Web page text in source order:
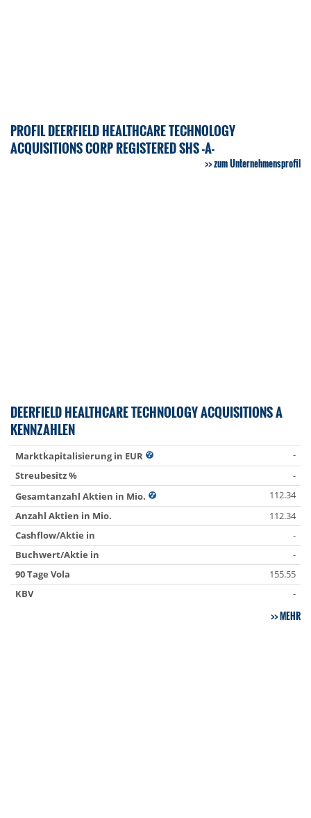
PROFIL DEERFIELD HEALTHCARE TECHNOLOGY
ACQUISITIONS CORP REGISTERED SHS -A-
zum Unternehmensprofil
DEERFIELD HEALTHCARE TECHNOLOGY ACQUISITIONS A
KENNZAHLEN
Marktkapitalisierung in EUR
-
Streubesitz %
-
Gesamtanzahl Aktien in Mio.
112.34
Anzahl Aktien in Mio.
112.34
Cashflow/Aktie in
-
Buchwert/Aktie in
-
90 Tage Vola
155.55
KBV
-
MEHR